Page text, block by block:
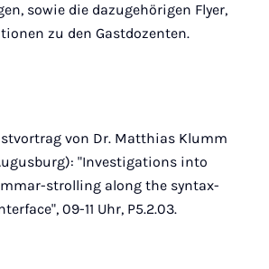
sowie die dazugehörigen Flyer,
zu den Gastdozenten.
von Dr. Matthias Klumm
"Investigations into
strolling along the syntax-
09-11 Uhr, P5.2.03.